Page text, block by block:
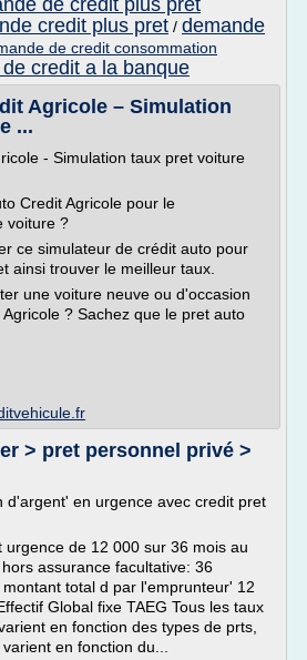
de credit plus pret
credit plus pret / demande
de credit consommation
credit a la banque
Agricole – Simulation
...
- Simulation taux pret voiture
Credit Agricole pour le
voiture ?
ce simulateur de crédit auto pour
ainsi trouver le meilleur taux.
une voiture neuve ou d'occasion
? Sachez que le pret auto
> pret personnel privé >
d'argent' en urgence avec credit pret
urgence de 12 000 sur 36 mois au
assurance facultative: 36
total d par l'emprunteur' 12
Global fixe TAEG Tous les taux
en fonction des types de prts,
en fonction du...